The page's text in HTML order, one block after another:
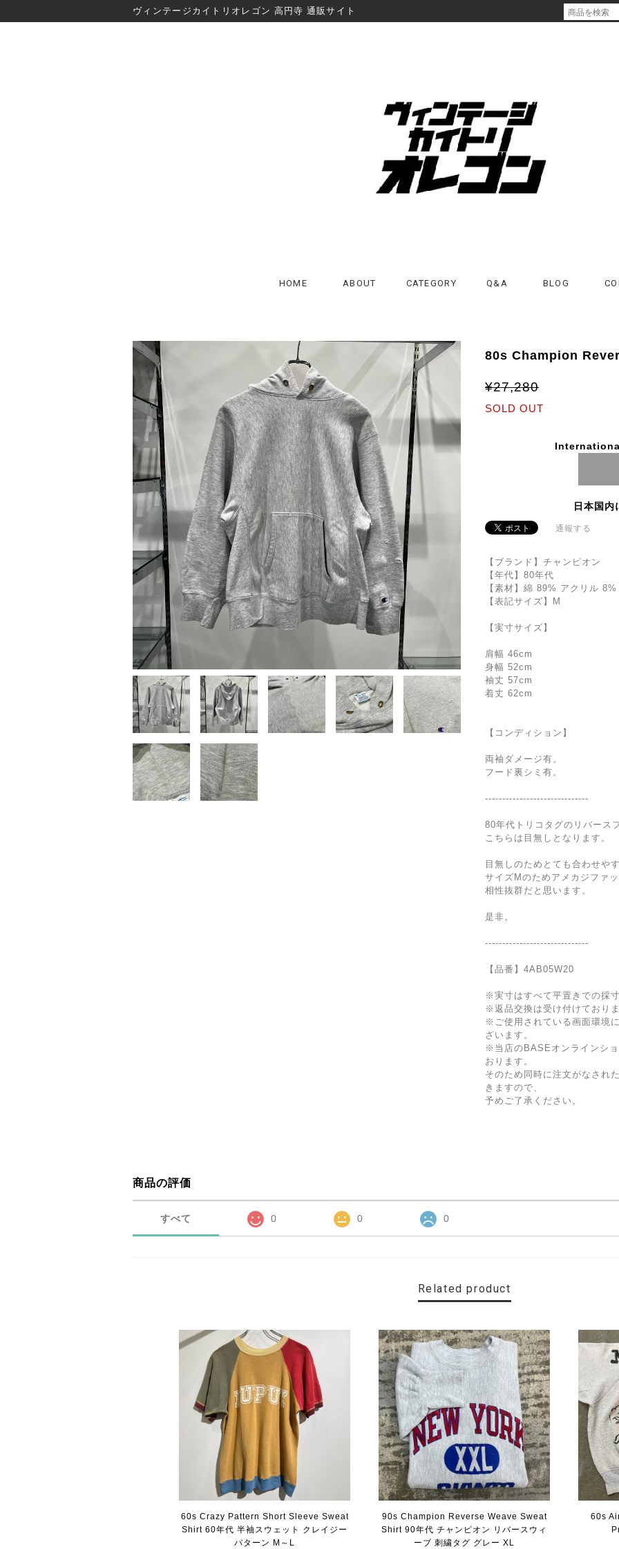
ヴィンテージカイトリオレゴン 高円寺 通販サイト
HOME ABOUT CATEGORY Q&A BLOG
80s Champion
¥27,280
SOLD OUT
日本国内
通報する
【ブランド】チャンピオン
【年代】80年代
【素材】綿 89% アクリル
【表記サイズ】M
【実寸サイズ】
肩幅 46cm
身幅 52cm
袖丈 57cm
着丈 62cm
【コンディション】
両袖ダメージ有。
フード裏シミ有。
------------------------------
80年代トリコタグのリバース
こちらは目無しとなります。
目無しのためとても合わせや
サイズMのためアメカジファ
相性抜群だと思います。
是非。
------------------------------
【品番】4AB05W20
※実寸はすべて平置きでの採寸
※返品交換は受け付けておりま
※ご使用されている画面環境
ざいます。
※当店のBASEオンラインシ
おります。
そのため同時に注文がなされ
きますので、
予めご了承ください。
商品の評価
すべて 0 0 0
Related product
60s Crazy Pattern Short Sleeve Sweat
Shirt 60年代 半袖スウェット クレイジー
パターン M～L
90s Champion Reverse Weave Sweat
Shirt 90年代 チャンピオン リバースウィ
ーブ 刺繍タグ グレー XL
60s